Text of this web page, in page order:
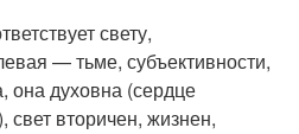
свету,
— тьме, субъективности,
она духовна (сердце
свет вторичен, жизнен,